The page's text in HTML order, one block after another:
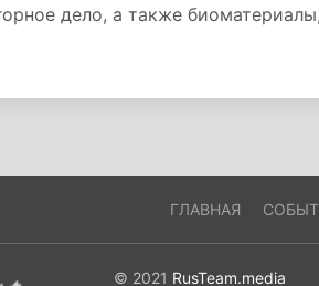
дело, а также
ГЛАВНАЯ
© 2021 RusTeam.media